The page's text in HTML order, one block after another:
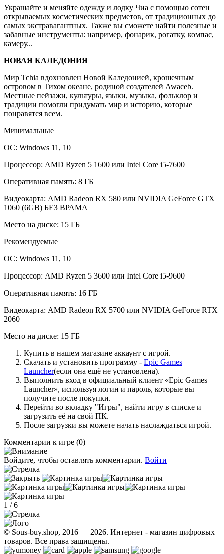
Украшайте и меняйте одежду и лодку Чиа с помощью сотен
открываемых косметических предметов, от традиционных до
самых экстравагантных. Также вы сможете найти полезные и
забавные инструменты: например, фонарик, рогатку, компас,
камеру...
НОВАЯ КАЛЕДОНИЯ
Мир Tchia вдохновлен Новой Каледонией, крошечным
островом в Тихом океане, родиной создателей Awaceb.
Местные пейзажи, культуры, языки, музыка, фольклор и
традиции помогли придумать мир и историю, которые
понравятся всем.
Минимальные
ОС: Windows 11, 10
Процессор: AMD Ryzen 5 1600 или Intel Core i5-7600
Оперативная память: 8 ГБ
Видеокарта: AMD Radeon RX 580 или NVIDIA GeForce GTX
1060 (6GB) БЕЗ ВРАМА
Место на диске: 15 ГБ
Рекомендуемые
ОС: Windows 11, 10
Процессор: AMD Ryzen 5 3600 или Intel Core i5-9600
Оперативная память: 16 ГБ
Видеокарта: AMD Radeon RX 5700 или NVIDIA GeForce RTX
2060
Место на диске: 15 ГБ
Купить в нашем магазине аккаунт с игрой.
Скачать и установить программу - Epic Games
Launcher(если она ещё не установлена).
Выполнить вход в официальный клиент «Epic Games
Launcher», используя логин и пароль, которые вы
получите после покупки.
Перейти во вкладку "Игры", найти игру в списке и
загрузить её на свой ПК.
После загрузки вы можете начать наслаждаться игрой.
Комментарии к игре (0)
Войдите, чтобы оставлять комментарии. Войти
1 /6
© Sous-buy.shop, 2016 — 2026. Интернет - магазин цифровых
товаров. Все права защищены.